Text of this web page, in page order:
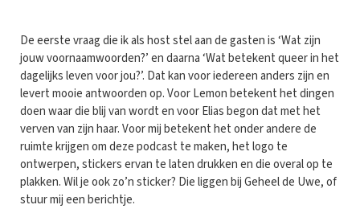
De eerste vraag die ik als host stel aan de gasten is ‘Wat zijn
jouw voornaamwoorden?’ en daarna ‘Wat betekent queer in het
dagelijks leven voor jou?’. Dat kan voor iedereen anders zijn en
levert mooie antwoorden op. Voor Lemon betekent het dingen
doen waar die blij van wordt en voor Elias begon dat met het
verven van zijn haar. Voor mij betekent het onder andere de
ruimte krijgen om deze podcast te maken, het logo te
ontwerpen, stickers ervan te laten drukken en die overal op te
plakken. Wil je ook zo’n sticker? Die liggen bij Geheel de Uwe, of
stuur mij een berichtje.